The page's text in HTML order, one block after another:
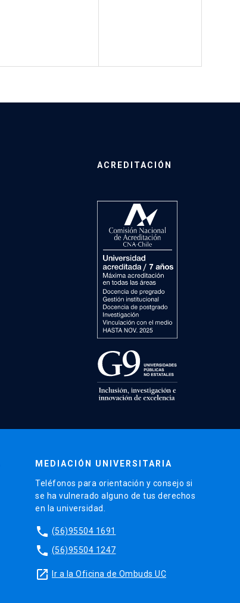
ACREDITACIÓN
MEDIACIÓN UNIVERSITARIA
Teléfonos para orientación y consejo si
se ha vulnerado alguno de tus derechos
en la universidad.
phone (56)95504 1691
phone (56)95504 1247
launch Ir a la Oficina de Ombuds UC